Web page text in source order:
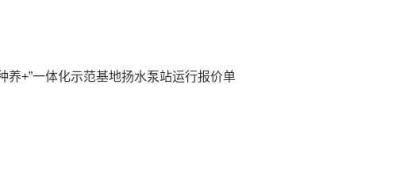
养+”一体化示范基地扬水泵站运行报价单